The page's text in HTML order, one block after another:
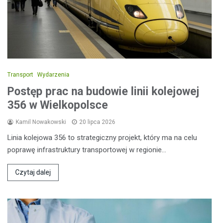
Transport Wydarzenia
Postęp prac na budowie linii kolejowej
356 w Wielkopolsce
Kamil Nowakowski 20 lipca 2026
Linia kolejowa 356 to strategiczny projekt, który ma na celu
poprawę infrastruktury transportowej w regionie…
Czytaj dalej